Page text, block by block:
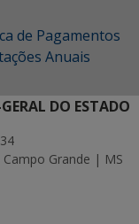
de Pagamentos
Anuais
DO ESTADO
Campo Grande | MS